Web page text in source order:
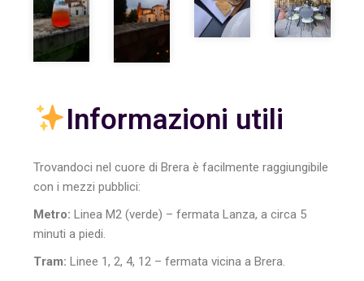
Informazioni utili
Trovandoci nel cuore di Brera è facilmente raggiungibile
con i mezzi pubblici:
Metro: Linea M2 (verde) – fermata Lanza, a circa 5
minuti a piedi.
Tram: Linee 1, 2, 4, 12 – fermata vicina a Brera.